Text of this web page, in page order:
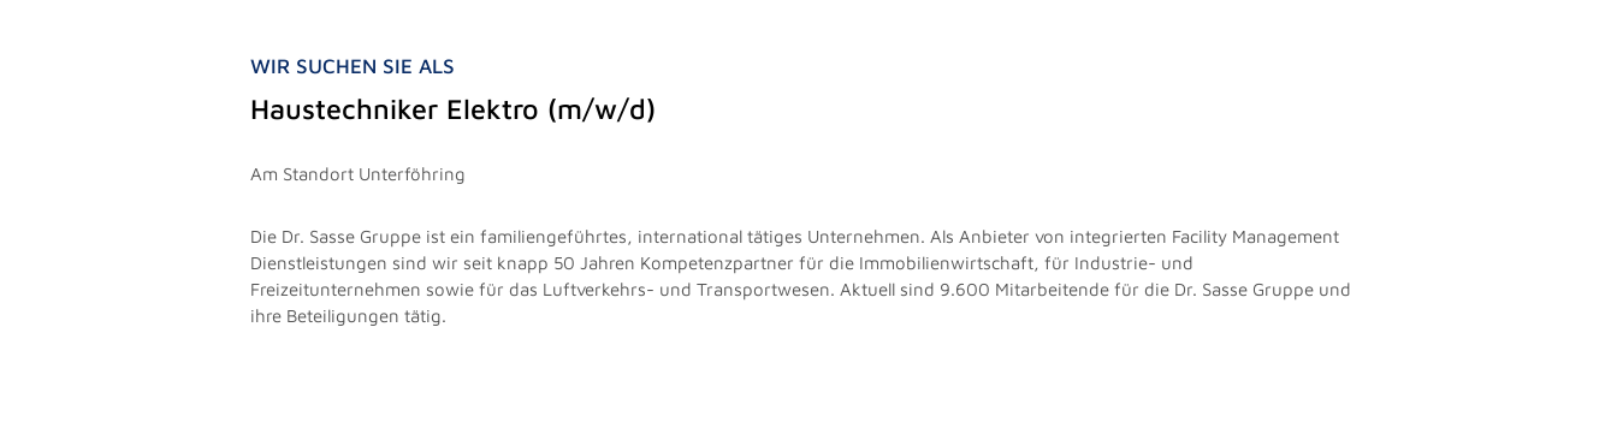
WIR SUCHEN SIE ALS
Haustechniker Elektro (m/w/d)
Am Standort Unterföhring
Die Dr. Sasse Gruppe ist ein familiengeführtes, international tätiges Unternehmen. Als Anbieter von integrierten Facility Management
Dienstleistungen sind wir seit knapp 50 Jahren Kompetenzpartner für die Immobilienwirtschaft, für Industrie- und
Freizeitunternehmen sowie für das Luftverkehrs- und Transportwesen. Aktuell sind 9.600 Mitarbeitende für die Dr. Sasse Gruppe und
ihre Beteiligungen tätig.